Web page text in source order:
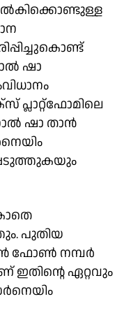
ഷാ
പ്ലാറ്റ്ഫോമിലെ
ഷാ താന്‍
പുതിയ
ഫോണ്‍ നമ്പര്‍
ഇതിന്റെ ഏറ്റവും